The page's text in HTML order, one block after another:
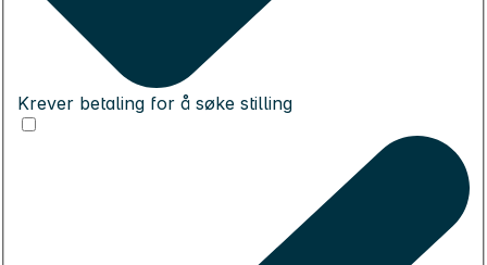
Krever betaling for å søke stilling